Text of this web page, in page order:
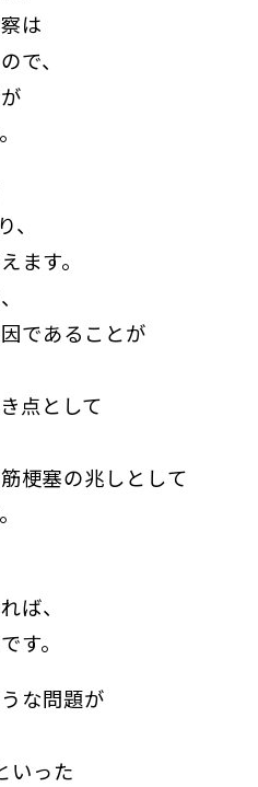
は
で、
ます。
であることが
点として
梗塞の兆しとして
ば、
す。
な問題が
いった